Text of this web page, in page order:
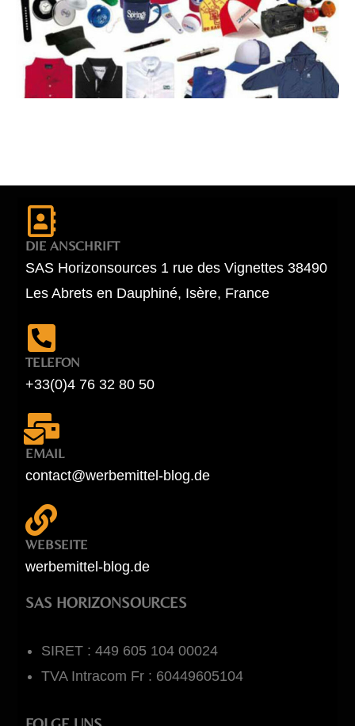
DIE ANSCHRIFT
SAS Horizonsources 1 rue des Vignettes 38490
Les Abrets en Dauphiné, Isère, France
TELEFON
+33(0)4 76 32 80 50
EMAIL
contact@werbemittel-blog.de
WEBSEITE
werbemittel-blog.de
SAS HORIZONSOURCES
SIRET : 449 605 104 00024
TVA Intracom Fr : 60449605104